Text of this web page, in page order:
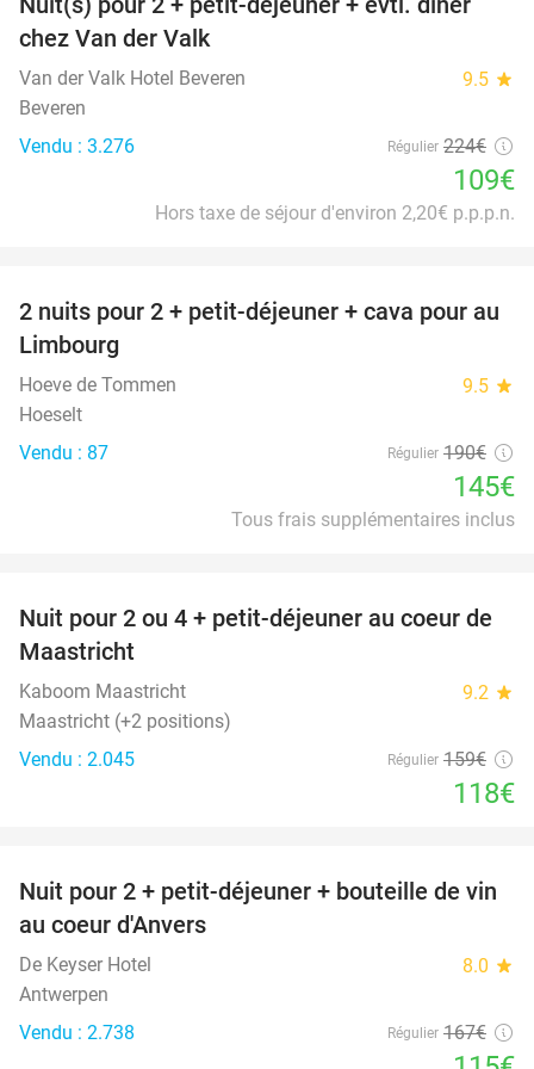
51%
chez Van der Valk
Van der Valk Hotel Beveren 9.5 star
Beveren
Vendu : 3.276
Régulier 224€
109€
Hors taxe de séjour d'environ 2,20€ p.p.p.n.
24%
2 nuits pour 2 + petit-déjeuner + cava pour au
Limbourg
Hoeve de Tommen 9.5 star
Hoeselt
Vendu : 87
Régulier 190€
145€
Tous frais supplémentaires inclus
26%
Nuit pour 2 ou 4 + petit-déjeuner au coeur de
Maastricht
Kaboom Maastricht 9.2 star
Maastricht (+2 positions)
Vendu : 2.045
Régulier 159€
118€
31%
Nuit pour 2 + petit-déjeuner + bouteille de vin
au coeur d'Anvers
De Keyser Hotel 8.0 star
Antwerpen
Vendu : 2.738
Régulier 167€